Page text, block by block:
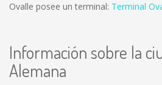
Ovalle posee un terminal: Terminal
Información sobre la
Alemana